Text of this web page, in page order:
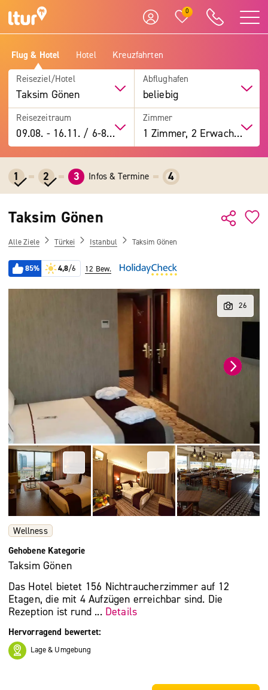
0
Flug & Hotel Hotel Kreuzfahrten
Reiseziel/Hotel
Taksim Gönen
Abflughafen
beliebig
Reisezeitraum
09.08. -16.11. / 6-8 Tage
Zimmer
1 Zimmer, 2 Erwachsene
1 2 3 Infos & Termine 4
Taksim Gönen
Alle Ziele Türkei Istanbul Taksim Gönen
85% 4,8/6 12 Bew.
Wellness
Gehobene Kategorie
Taksim Gönen
Das Hotel bietet 156 Nichtraucherzimmer auf 12
Etagen, die mit 4 Aufzügen erreichbar sind. Die
Rezeption ist rund ... Details
Hervorragend bewertet:
Lage & Umgebung